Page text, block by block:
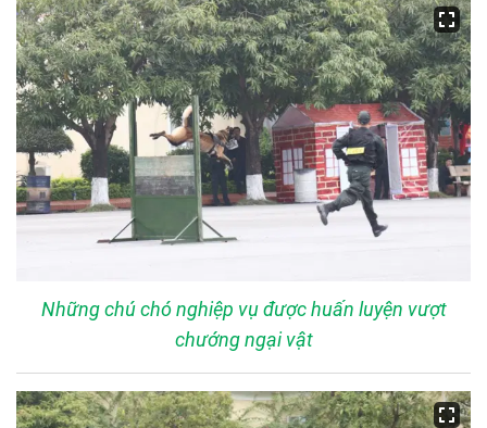
Những chú chó nghiệp vụ được huấn luyện vượt
chướng ngại vật